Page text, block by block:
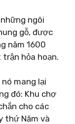
ngôi
gỗ, được
năm 1600
hỏa hoạn.
mang lại
đó: Khu chợ
cho các
thứ Năm và